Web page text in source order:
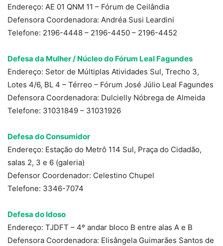
Endereço: AE 01 QNM 11 – Fórum de Ceilândia
Defensora Coordenadora: Andréa Susi Leardini
Telefone: 2196-4448 – 2196-4450 – 2196-4452
Defesa da Mulher / Núcleo do Fórum Leal Fagundes
Endereço: Setor de Múltiplas Atividades Sul, Trecho 3,
Lotes 4/6, BL 4 – Térreo – Fórum José Júlio Leal Fagundes
Defensora Coordenadora: Dulcielly Nóbrega de Almeida
Telefone: 31031849 – 31031926
Defesa do Consumidor
Endereço: Estação do Metrô 114 Sul, Praça do Cidadão,
salas 2, 3 e 6 (galeria)
Defensor Coordenador: Celestino Chupel
Telefone: 3346-7074
Defesa do Idoso
Endereço: TJDFT – 4º andar bloco B entre alas A e B
Defensora Coordenadora: Elisângela Guimarães Santos de